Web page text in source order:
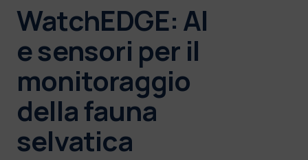
WatchEDGE: AI
e sensori per il
monitoraggio
della fauna
selvatica